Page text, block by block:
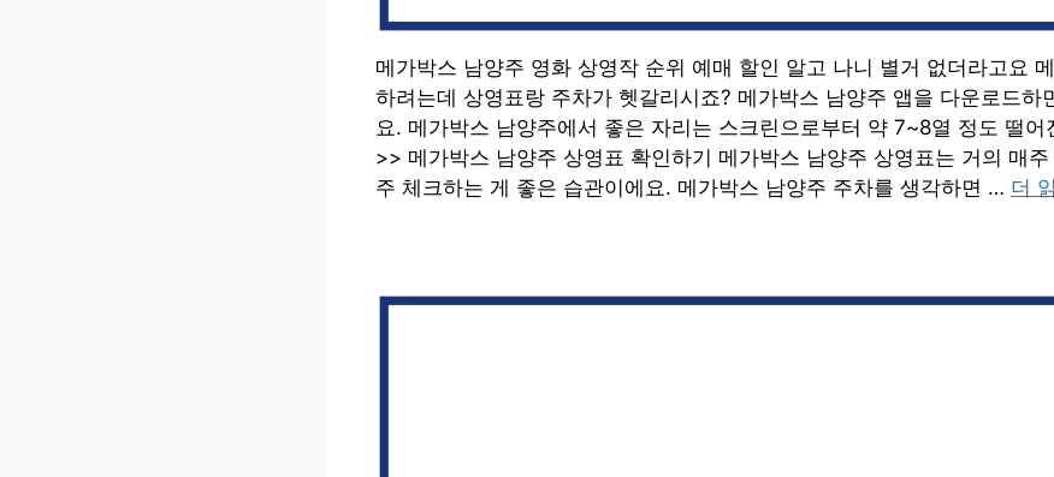
메가박스 남양주 영화 상영작 순위 예매 할인 알고 나니 별거 없더라고요
하려는데 상영표랑 주차가 헷갈리시죠? 메가박스 남양주 앱을 다운로드하
요. 메가박스 남양주에서 좋은 자리는 스크린으로부터 약 7~8열 정도 떨어
>> 메가박스 남양주 상영표 확인하기 메가박스 남양주 상영표는 거의 매
주 체크하는 게 좋은 습관이에요. 메가박스 남양주 주차를 생각하면 … 더